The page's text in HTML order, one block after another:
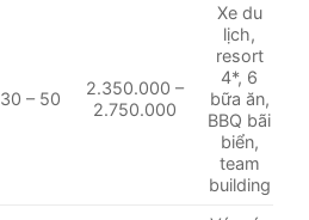
30 – 50
2.350.000 –
2.750.000
Xe du
lịch,
resort
4*, 6
bữa ăn,
BBQ bãi
biển,
team
building